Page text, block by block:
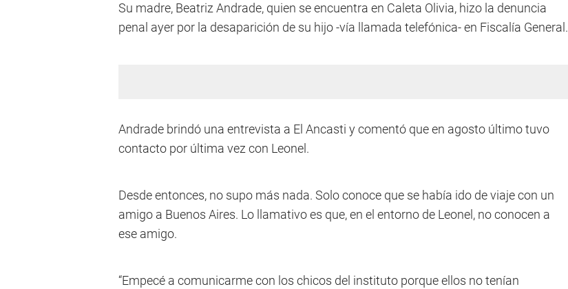
Su madre, Beatriz Andrade, quien se encuentra en Caleta Olivia, hizo la denuncia
penal ayer por la desaparición de su hijo -vía llamada telefónica- en Fiscalía General.
Andrade brindó una entrevista a El Ancasti y comentó que en agosto último tuvo
contacto por última vez con Leonel.
Desde entonces, no supo más nada. Solo conoce que se había ido de viaje con un
amigo a Buenos Aires. Lo llamativo es que, en el entorno de Leonel, no conocen a
ese amigo.
“Empecé a comunicarme con los chicos del instituto porque ellos no tenían